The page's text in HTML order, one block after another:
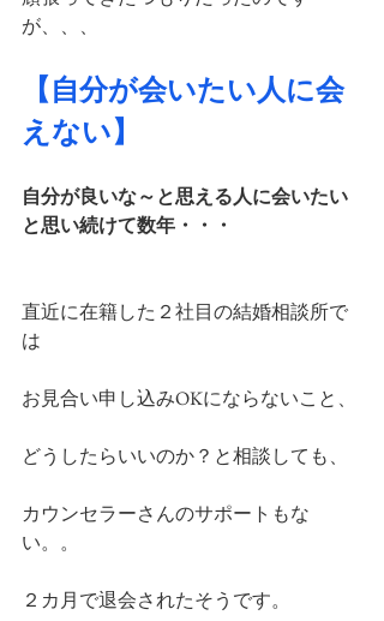
が、、、
【自分が会いたい人に会
えない】
自分が良いな～と思える人に会いたい
と思い続けて数年・・・
直近に在籍した２社目の結婚相談所で
は
お見合い申し込みOKにならないこと、
どうしたらいいのか？と相談しても、
カウンセラーさんのサポートもな
い。。
２カ月で退会されたそうです。